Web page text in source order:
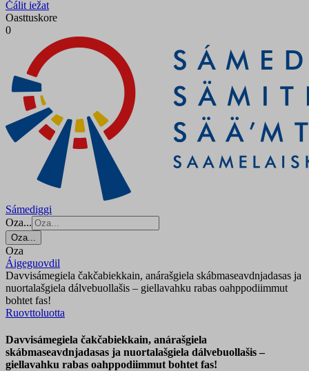
Čálit iežat
Oasttuskore
0
Sámediggi
Oza...
Oza...
Oza
Áigeguovdil
Davvisámegiela čakčabiekkain, anárašgiela skábmaseavdnjadasas ja
nuortalašgiela dálvebuollašis – giellavahku rabas oahppodiimmut
bohtet fas!
Ruovttoluotta
Davvisámegiela čakčabiekkain, anárašgiela
skábmaseavdnjadasas ja nuortalašgiela dálvebuollašis –
giellavahku rabas oahppodiimmut bohtet fas!